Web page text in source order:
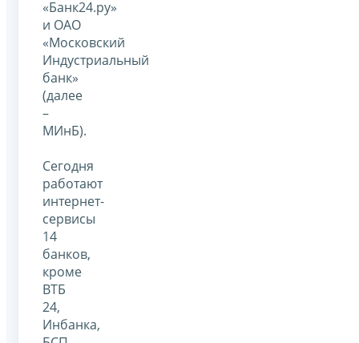
«Банк24.ру»
и ОАО
«Московский
Индустриальный
банк»
(далее
–
МИнБ).
Сегодня
работают
интернет-
сервисы
14
банков,
кроме
ВТБ
24,
Инбанка,